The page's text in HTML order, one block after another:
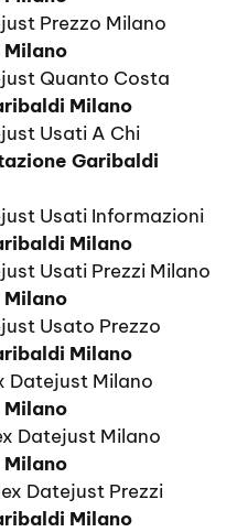
Prezzo Milano
Quanto Costa
Milano
Usati A Chi
Garibaldi
Usati Informazioni
Milano
Usati Prezzi Milano
Usato Prezzo
Milano
Datejust Milano
Datejust Milano
Datejust Prezzi
Milano